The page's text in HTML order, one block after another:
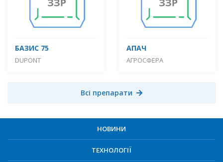
БАЗИС 75
DUPONT
АПАЧ
АГРОСФЕРА
Всі препарати
НОВИНИ
ТЕХНОЛОГІЇ